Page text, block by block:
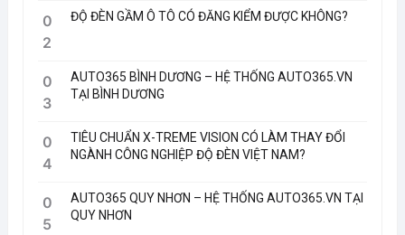
0
2
ĐỘ ĐÈN GẦM Ô TÔ CÓ ĐĂNG KIỂM ĐƯỢC KHÔNG?
0
3
AUTO365 BÌNH DƯƠNG – HỆ THỐNG AUTO365.VN
TẠI BÌNH DƯƠNG
0
4
TIÊU CHUẨN X-TREME VISION CÓ LÀM THAY ĐỔI
NGÀNH CÔNG NGHIỆP ĐỘ ĐÈN VIỆT NAM?
0
5
AUTO365 QUY NHƠN – HỆ THỐNG AUTO365.VN TẠI
QUY NHƠN